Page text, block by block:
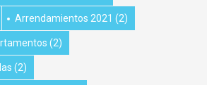
Arrendamientos 2021 (2)
(2)
(2)